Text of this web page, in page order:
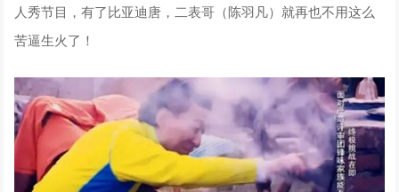
人秀节目，有了比亚迪唐，二表哥（陈羽凡）就再也不用这么
苦逼生火了！